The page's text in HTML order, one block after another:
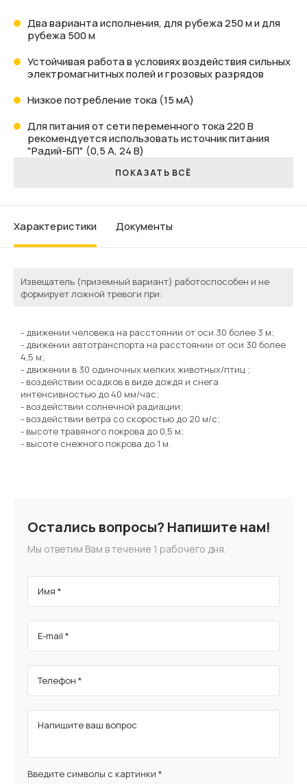
Два варианта исполнения, для рубежа 250 м и для
рубежа 500 м
Устойчивая работа в условиях воздействия сильных
электромагнитных полей и грозовых разрядов
Низкое потребление тока (15 мА)
Для питания от сети переменного тока 220 В
рекомендуется использовать источник питания
"Радий-БП" (0,5 А, 24 В)
ПОКАЗАТЬ ВСЁ
характеристики Документы
Извещатель (приземный вариант) работоспособен и не
формирует ложной тревоги при:
- движении человека на расстоянии от оси 30 более 3 м;
- движении автотранспорта на расстоянии от оси 30 более
4,5 м;
- движении в 30 одиночных мелких животных/птиц ;
- воздействии осадков в виде дождя и снега
интенсивностью до 40 мм/час;
- воздействии солнечной радиации;
- воздействии ветра со скоростью до 20 м/с;
- высоте травяного покрова до 0,5 м;
- высоте снежного покрова до 1 м.
Остались вопросы? Напишите нам!
Мы ответим Вам в течение 1 рабочего дня.
Имя *
E-mail *
Телефон *
Напишите ваш вопрос
Введите символы с картинки *